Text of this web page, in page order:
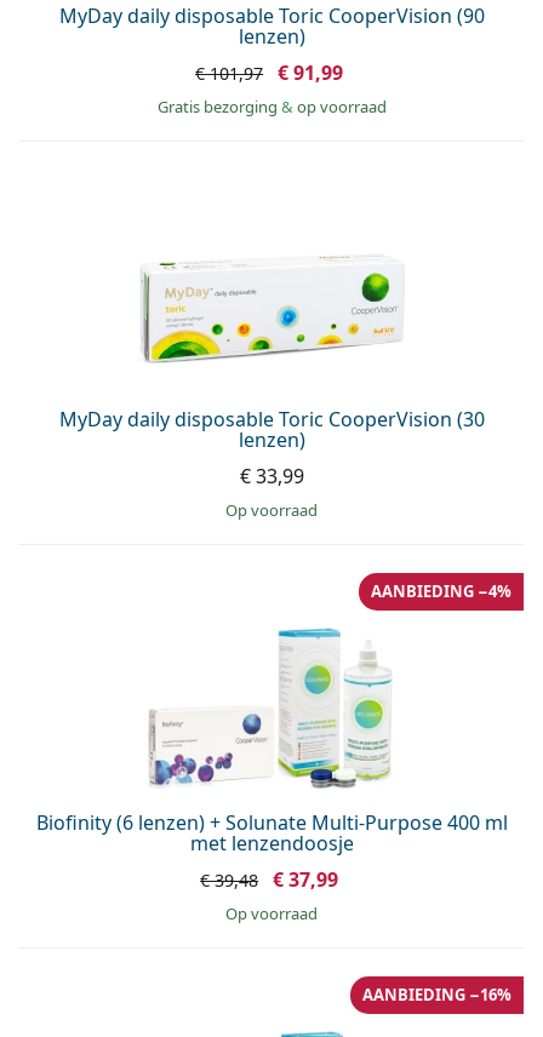
MyDay daily disposable Toric CooperVision (90
lenzen)
€ 101,97 € 91,99
Gratis bezorging & op voorraad
MyDay daily disposable Toric CooperVision (30
lenzen)
€ 33,99
op voorraad
Biofinity (6 lenzen) + Solunate Multi-Purpose 400 ml
met lenzendoosje
AANBIEDING −4%
€ 39,48 € 37,99
op voorraad
AANBIEDING −16%